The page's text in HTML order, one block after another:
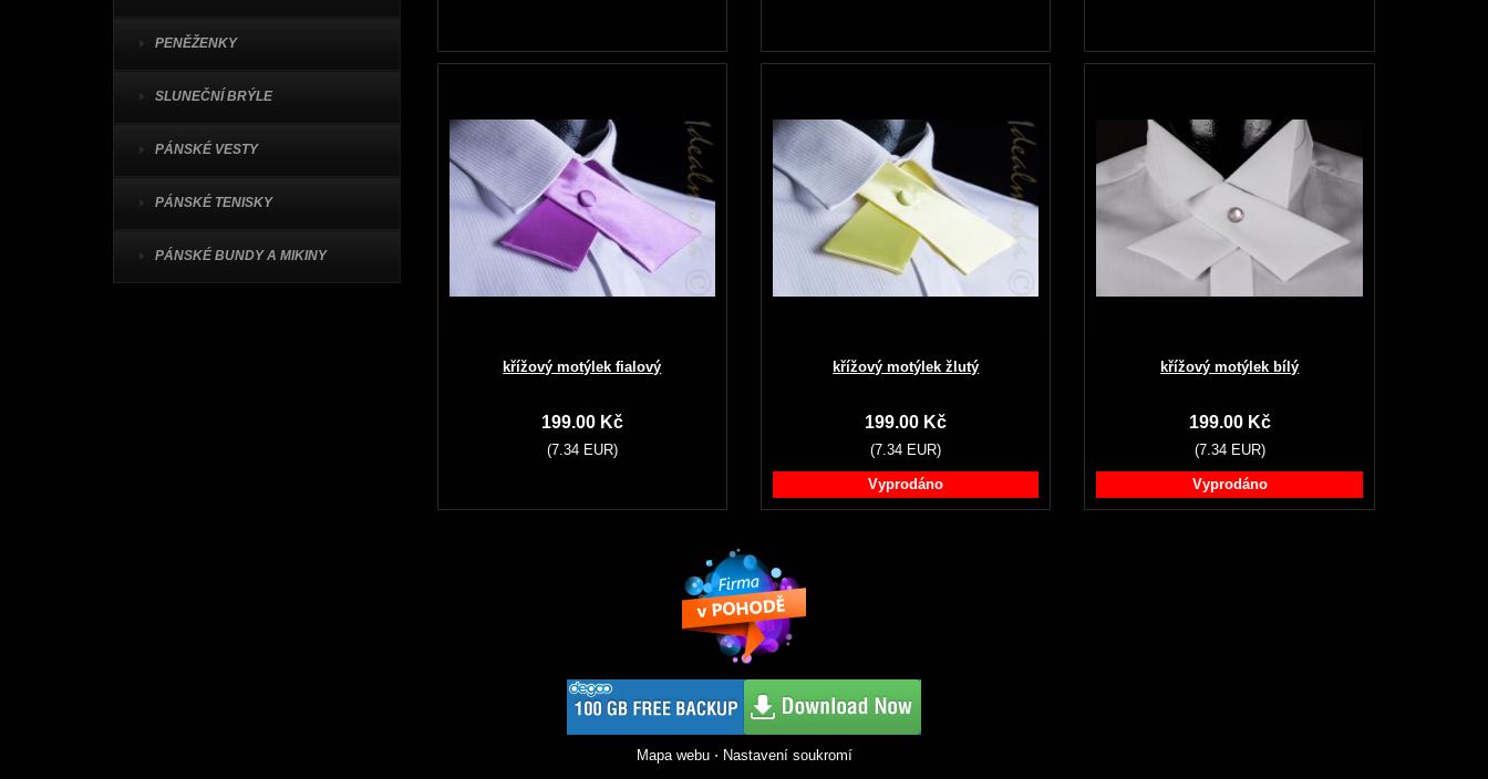
PENĚŽENKY
SLUNEČNÍ BRÝLE
PÁNSKÉ VESTY
PÁNSKÉ TENISKY
PÁNSKÉ BUNDY A MIKINY
křížový motýlek fialový
199.00 Kč
(7.34 EUR)
křížový motýlek žlutý
199.00 Kč
(7.34 EUR)
Vyprodáno
křížový motýlek bílý
199.00 Kč
(7.34 EUR)
Vyprodáno
Mapa webu⋅ Nastavení soukromí